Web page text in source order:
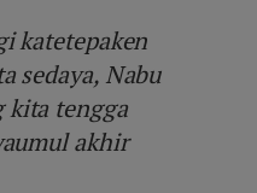
katetepaken
sedaya, Nabu
kita tengga
akhir